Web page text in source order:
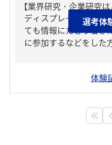
【業界研究・企業研究
ディスプレイ業界自体
ても情報にたどり着き
に参加するなどをした
選考体
体験